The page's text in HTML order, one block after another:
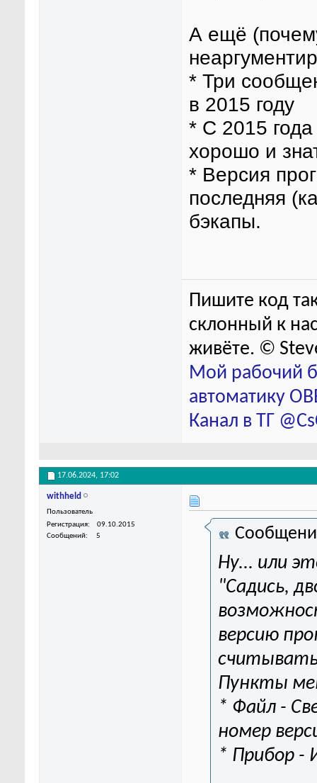
А ещё
* Три
в 2015 году
* С 2015
хорошо и
* Версия
последняя
бэкапы.
Пишите код
склонный к
живёте. ©
Мой рабочий
автоматику
Канал в ТГ
17.06.2024, 17:02
withheld
Пользователь
Регистрация
09.10.2015
Сообщений
5
Ну... или
"Садись,
версию
Пункты
* Файл -
номер
* Прибор -